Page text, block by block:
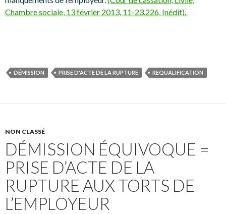
Chambre sociale, 13 février 2013, 11-23.226, Inédit).
DÉMISSION PRISE D'ACTE DE LA RUPTURE REQUALIFICATION
NON CLASSÉ
DÉMISSION ÉQUIVOQUE =
PRISE D’ACTE DE LA
RUPTURE AUX TORTS DE
L’EMPLOYEUR